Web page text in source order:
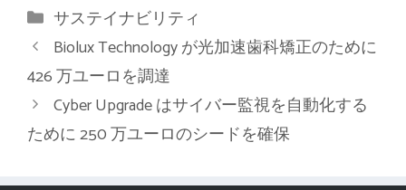
カ
テ
ゴ
リ
ー
サステイナビリティ
Biolux Technology が光加速歯科矯正のために
426 万ユーロを調達
Cyber​​ Upgrade はサイバー監視を自動化する
ために 250 万ユーロのシードを確保